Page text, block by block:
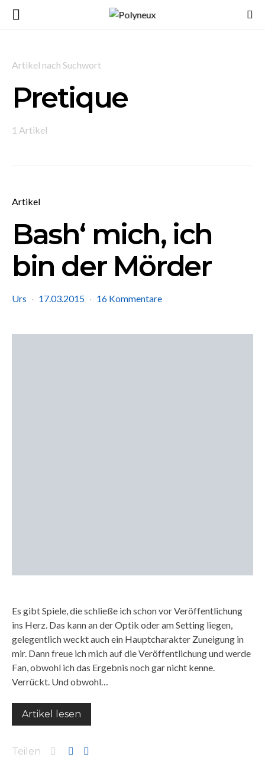
Artikel nach Suchwort
Pretique
1 Artikel
Artikel
Bash‘ mich, ich
bin der Mörder
Urs 17.03.2015 16 Kommentare
Es gibt Spiele, die schließe ich schon vor Veröffentlichung
ins Herz. Das kann an der Optik oder am Setting liegen,
gelegentlich weckt auch ein Hauptcharakter Zuneigung in
mir. Dann freue ich mich auf die Veröffentlichung und werde
Fan, obwohl ich das Ergebnis noch gar nicht kenne.
Verrückt. Und obwohl…
Artikel lesen
Teilen